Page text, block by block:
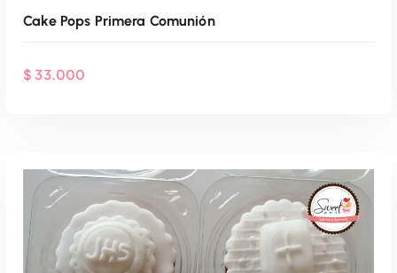
Cake Pops Primera Comunión
$ 33.000